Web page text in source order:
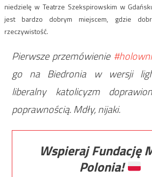
niedzielę w Teatrze Szekspirowskim w
jest bardzo dobrym miejscem, gdzie
rzeczywistość.
Pierwsze przemówienie
go na Biedronia w wersji
liberalny katolicyzm
poprawnością. Mdły, nijaki.
Wspieraj Fundację
Polonia!